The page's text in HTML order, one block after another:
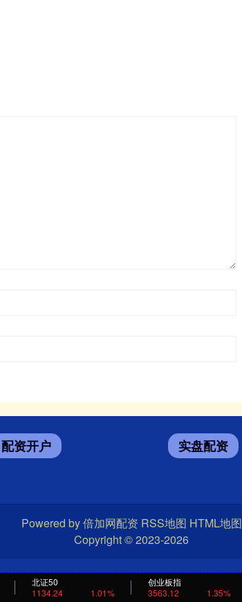
北证50
1134.24
1.01%
创业板指
3563.12
1.35%
配资开户 实盘配资
Powered by倍加网配资 RSS地图 HTML地图
Copyright© 2023-2026